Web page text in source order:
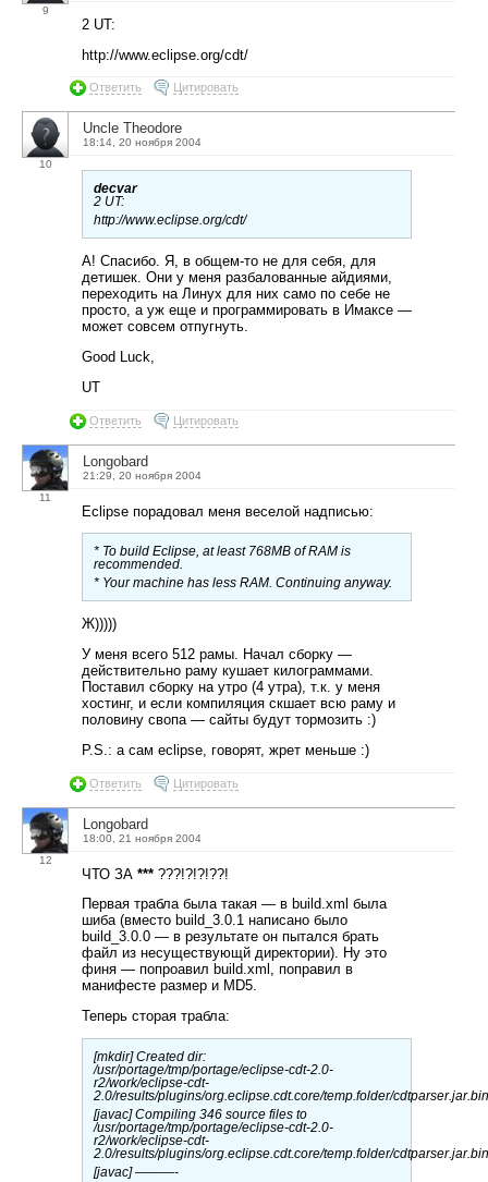
9
2 UT:
http://www.eclipse.org/cdt/
Ответить Цитировать
10
Uncle Theodore
18:14, 20 ноября 2004
decvar
2 UT:
http://www.eclipse.org/cdt/
А! Спасибо. Я, в общем-то не для себя, для
детишек. Они у меня разбалованные айдиями,
переходить на Линух для них само по себе не
просто, а уж еще и программировать в Имаксе —
может совсем отпугнуть.
Good Luck,
UT
Ответить Цитировать
11
Longobard
21:29, 20 ноября 2004
Eclipse порадовал меня веселой надписью:
* To build Eclipse, at least 768MB of RAM is
recommended.
* Your machine has less RAM. Continuing anyway.
Ж)))))
У меня всего 512 рамы. Начал сборку —
действительно раму кушает килограммами.
Поставил сборку на утро (4 утра), т.к. у меня
хостинг, и если компиляция скшает всю раму и
половину свопа — сайты будут тормозить :)
P.S.: а сам eclipse, говорят, жрет меньше :)
Ответить Цитировать
12
Longobard
18:00, 21 ноября 2004
ЧТО ЗА *** ???!?!?!??!
Первая трабла была такая — в build.xml была
шиба (вместо build_3.0.1 написано было
build_3.0.0 — в результате он пытался брать
файл из несуществующй директории). Ну это
финя — попроавил build.xml, поправил в
манифесте размер и MD5.
Теперь сторая трабла:
[mkdir] Created dir:
/usr/portage/tmp/portage/eclipse-cdt-2.0-
r2/work/eclipse-cdt-
2.0/results/plugins/org.eclipse.cdt.core/temp.folder/cdtparser.jar.bin
[javac] Compiling 346 source files to
/usr/portage/tmp/portage/eclipse-cdt-2.0-
r2/work/eclipse-cdt-
2.0/results/plugins/org.eclipse.cdt.core/temp.folder/cdtparser.jar.bin
[javac] ———-